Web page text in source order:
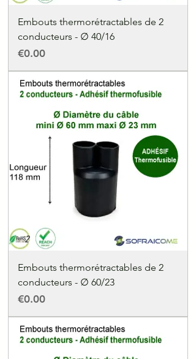
Embouts thermorétractables de 2
conducteurs - ∅ 40/16
Price
€0.00
Embouts thermorétractables de 2
conducteurs - ∅ 60/23
Price
€0.00